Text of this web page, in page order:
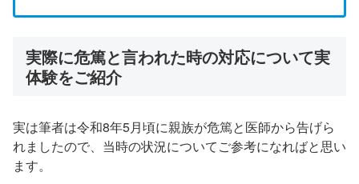
実際に危篤と言われた時の対応について実
体験をご紹介
実は筆者は令和8年5月頃に親族が危篤と医師から告げら
れましたので、当時の状況についてご参考になればと思い
ます。